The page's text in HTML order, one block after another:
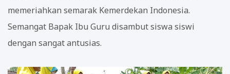
memeriahkan semarak Kemerdekan Indonesia.
Semangat Bapak Ibu Guru disambut siswa siswi
dengan sangat antusias.